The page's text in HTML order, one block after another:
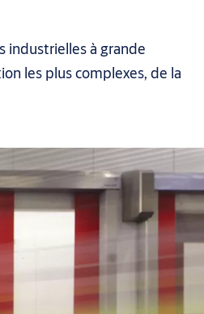
industrielles à grande
les plus complexes, de la